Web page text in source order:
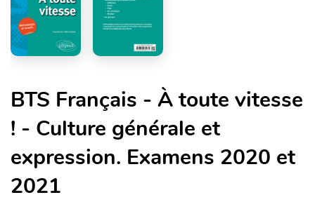
BTS Français - À toute vitesse
! - Culture générale et
expression. Examens 2020 et
2021